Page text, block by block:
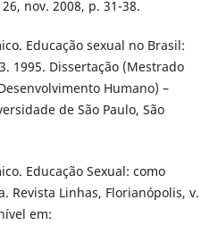
nov. 2008, p. 31-38.
Educação sexual no Brasil:
1995. Dissertação (Mestrado
Humano) –
de São Paulo, São
Educação Sexual: como
Revista Linhas, Florianópolis, v.
em: